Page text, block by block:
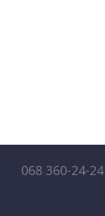
068 360-24-24